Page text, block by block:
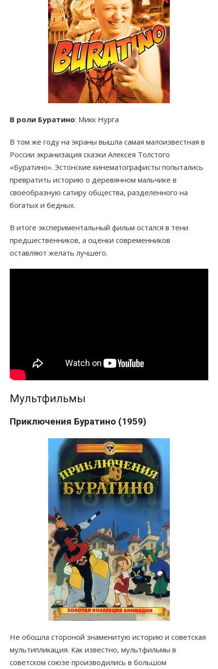
В роли Буратино: Микк Нурга
В том же году на экраны вышла самая малоизвестная в
России экранизация сказки Алексея Толстого
«Буратино». Эстонские кинематографисты попытались
превратить историю о деревянном мальчике в
своеобразную сатиру общества, разделенного на
богатых и бедных.
В итоге экспериментальный фильм остался в тени
предшественников, а оценки современников
оставляют желать лучшего.
Мультфильмы
Приключения Буратино (1959)
Не обошла стороной знаменитую историю и советская
мультипликация. Как известно, мультфильмы в
советском союзе производились в большом